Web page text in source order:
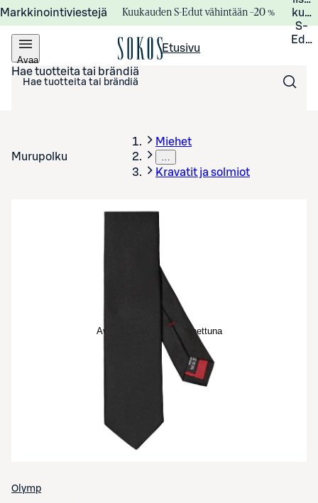
Markkinointiviestejä Kuukauden S-Edut vähintään –20 %
S-
Avaa
valikko
Etusivu
Hae tuotteita tai brändiä
Murupolku
Miehet
…
Kravatit ja solmiot
Avaa tuotekuva suurennettuna
Olymp